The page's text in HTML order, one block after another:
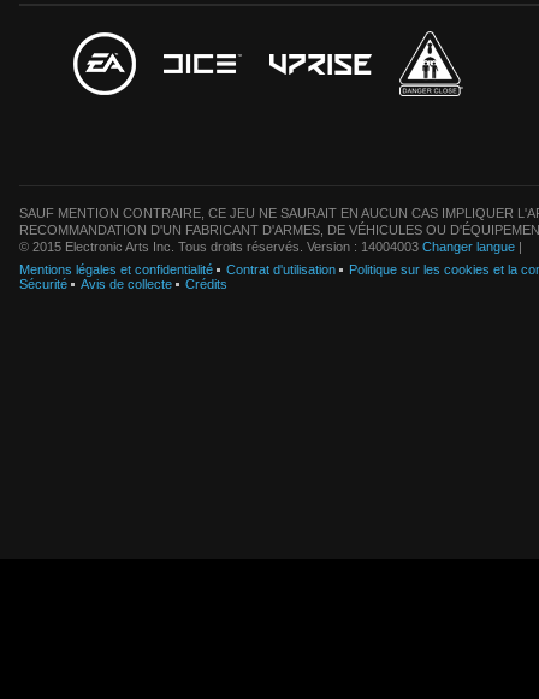
SAUF MENTION CONTRAIRE, CE JEU NE SAURAIT EN AUCUN CAS IMPLIQUER
RECOMMANDATION D'UN FABRICANT D'ARMES, DE VÉHICULES OU
© 2015 Electronic Arts Inc. Tous droits réservés. Version : 14004003 Changer langue |
Mentions légales et confidentialité
Contrat d'utilisation
Politique sur les cookies et la
Sécurité
Avis de collecte Crédits